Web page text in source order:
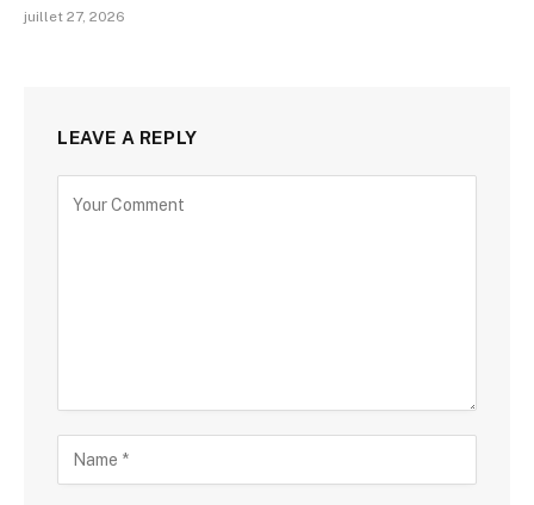
juillet 27, 2026
LEAVE A REPLY